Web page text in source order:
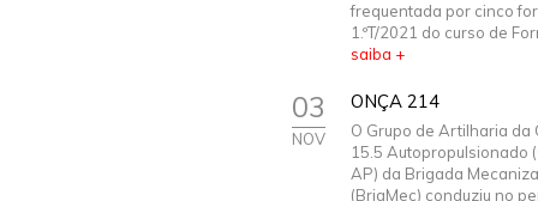
frequentada por cinco
1.ºT/2021 do curso de
saiba +
03
NOV
ONÇA 214
O Grupo de Artilharia da
15.5 Autopropulsionado
AP) da Brigada
(BrigMec) conduziu no